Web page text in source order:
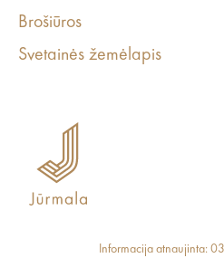
Brošiūros
Svetainės žemėlapis
Informacija atnaujinta: